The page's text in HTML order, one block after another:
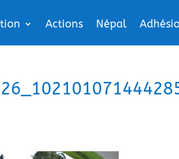
Actions Népal